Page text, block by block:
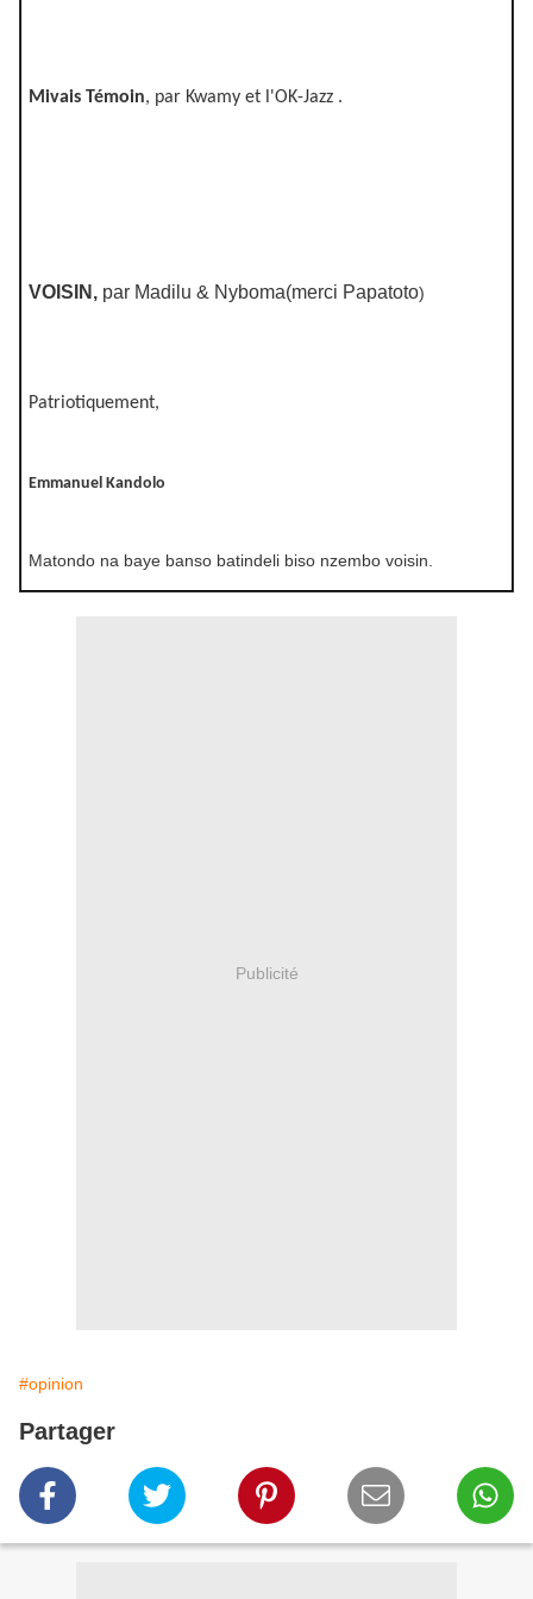
Mivais Témoin, par Kwamy et l'OK-Jazz .
VOISIN,par Madilu & Nyboma(merci Papatoto)
Patriotiquement,
Emmanuel Kandolo
Matondo na baye banso batindeli biso nzembo voisin.
Publicité
#opinion
Partager